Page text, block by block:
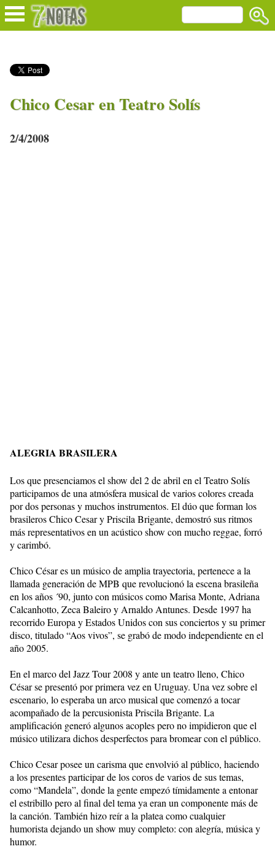
Chico Cesar en Teatro Solís
2/4/2008
ALEGRIA BRASILERA
Los que presenciamos el show del 2 de abril en el Teatro Solís
participamos de una atmósfera musical de varios colores creada
por dos personas y muchos instrumentos. El dúo que forman los
brasileros Chico Cesar y Priscila Brigante, demostró sus ritmos
más representativos en un acústico show con mucho reggae, forró
y carimbó.
Chico César es un músico de amplia trayectoria, pertenece a la
llamada generación de MPB que revolucionó la escena brasileña
en los años ´90, junto con músicos como Marisa Monte, Adriana
Calcanhotto, Zeca Baleiro y Arnaldo Antunes. Desde 1997 ha
recorrido Europa y Estados Unidos con sus conciertos y su primer
disco, titulado “Aos vivos”, se grabó de modo independiente en el
año 2005.
En el marco del Jazz Tour 2008 y ante un teatro lleno, Chico
César se presentó por primera vez en Uruguay. Una vez sobre el
escenario, lo esperaba un arco musical que comenzó a tocar
acompañado de la percusionista Priscila Brigante. La
amplificación generó algunos acoples pero no impidieron que el
músico utilizara dichos desperfectos para bromear con el público.
Chico Cesar posee un carisma que envolvió al público, haciendo
a los presentes participar de los coros de varios de sus temas,
como “Mandela”, donde la gente empezó tímidamente a entonar
el estribillo pero al final del tema ya eran un componente más de
la canción. También hizo reír a la platea como cualquier
humorista dejando un show muy completo: con alegría, música y
humor.